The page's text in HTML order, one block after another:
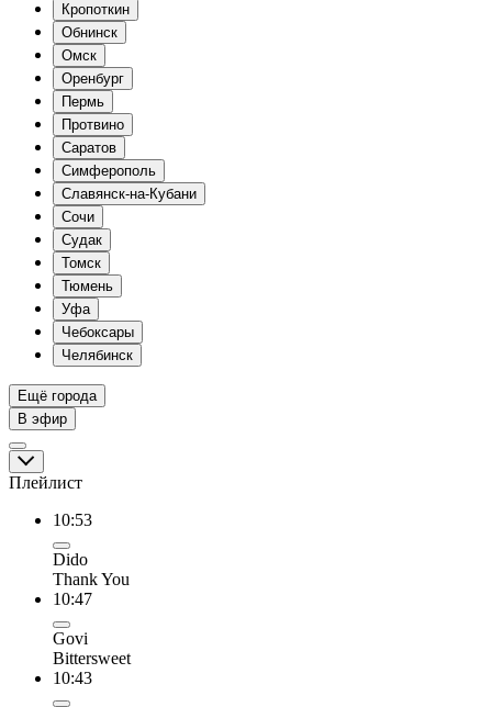
Кропоткин
Обнинск
Омск
Оренбург
Пермь
Протвино
Саратов
Симферополь
Славянск-на-Кубани
Сочи
Судак
Томск
Тюмень
Уфа
Чебоксары
Челябинск
Ещё города
В эфир
Плейлист
10:53
Dido
Thank You
10:47
Govi
Bittersweet
10:43